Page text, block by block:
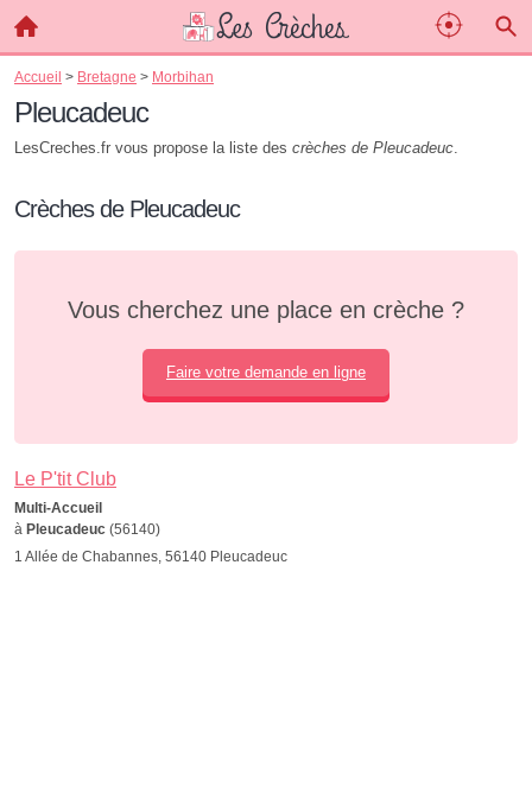
Accueil > Bretagne > Morbihan
Pleucadeuc
LesCreches.fr vous propose la liste des crèches de Pleucadeuc.
Crèches de Pleucadeuc
Vous cherchez une place en crèche ?
Faire votre demande en ligne
Le P'tit Club
Multi-Accueil
à Pleucadeuc (56140)
1 Allée de Chabannes, 56140 Pleucadeuc